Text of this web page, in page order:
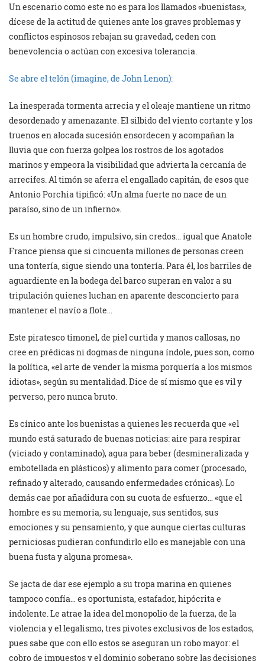
Un escenario como este no es para los llamados «buenistas»,
dícese de la actitud de quienes ante los graves problemas y
conflictos espinosos rebajan su gravedad, ceden con
benevolencia o actúan con excesiva tolerancia.
Se abre el telón (imagine, de John Lenon):
La inesperada tormenta arrecia y el oleaje mantiene un ritmo
desordenado y amenazante. El silbido del viento cortante y los
truenos en alocada sucesión ensordecen y acompañan la
lluvia que con fuerza golpea los rostros de los agotados
marinos y empeora la visibilidad que advierta la cercanía de
arrecifes. Al timón se aferra el engallado capitán, de esos que
Antonio Porchia tipificó: «Un alma fuerte no nace de un
paraíso, sino de un infierno».
Es un hombre crudo, impulsivo, sin credos… igual que Anatole
France piensa que si cincuenta millones de personas creen
una tontería, sigue siendo una tontería. Para él, los barriles de
aguardiente en la bodega del barco superan en valor a su
tripulación quienes luchan en aparente desconcierto para
mantener el navío a flote…
Este piratesco timonel, de piel curtida y manos callosas, no
cree en prédicas ni dogmas de ninguna índole, pues son, como
la política, «el arte de vender la misma porquería a los mismos
idiotas», según su mentalidad. Dice de sí mismo que es vil y
perverso, pero nunca bruto.
Es cínico ante los buenistas a quienes les recuerda que «el
mundo está saturado de buenas noticias: aire para respirar
(viciado y contaminado), agua para beber (desmineralizada y
embotellada en plásticos) y alimento para comer (procesado,
refinado y alterado, causando enfermedades crónicas). Lo
demás cae por añadidura con su cuota de esfuerzo… «que el
hombre es su memoria, su lenguaje, sus sentidos, sus
emociones y su pensamiento, y que aunque ciertas culturas
perniciosas pudieran confundirlo ello es manejable con una
buena fusta y alguna promesa».
Se jacta de dar ese ejemplo a su tropa marina en quienes
tampoco confía… es oportunista, estafador, hipócrita e
indolente. Le atrae la idea del monopolio de la fuerza, de la
violencia y el legalismo, tres pivotes exclusivos de los estados,
pues sabe que con ello estos se aseguran un robo mayor: el
cobro de impuestos y el dominio soberano sobre las decisiones